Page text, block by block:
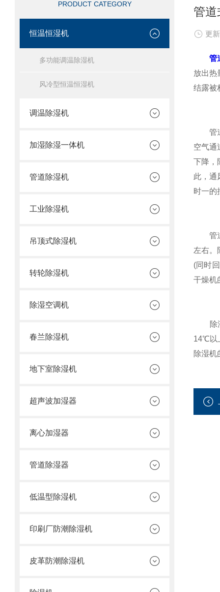
PRODUCT CATEGORY
恒温恒湿机
多功能调温除湿机
风冷型恒温恒湿机
调温除湿机
加湿除湿一体机
管道除湿机
工业除湿机
吊顶式除湿机
转轮除湿机
除湿空调机
春兰除湿机
地下室除湿机
超声波加湿器
离心加湿器
管道除湿器
低温型除湿机
印刷厂防潮除湿机
皮革防潮除湿机
管
更
管
放出热
结露被
管道
空气通
下降，
此，通
时一的
管道
左右。
(同时
干燥机
除湿
14℃以
除湿机